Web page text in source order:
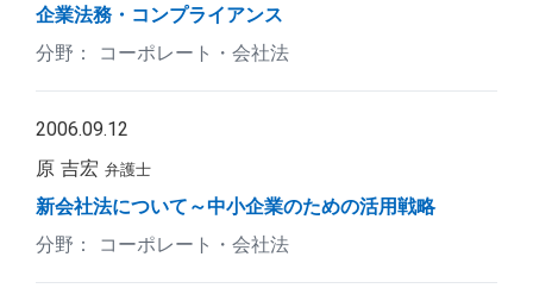
企業法務・コンプライアンス
コーポレート・会社法
2006.09.12
原 吉宏 弁護士
新会社法について～中小企業のための活用戦略
コーポレート・会社法